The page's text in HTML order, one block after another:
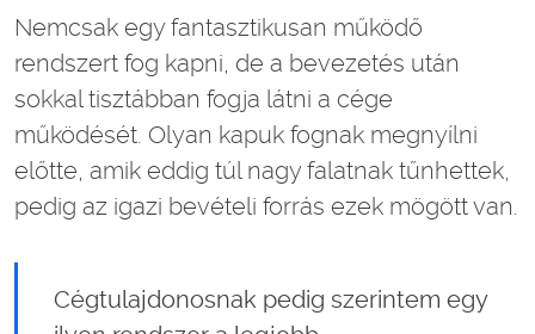
Nemcsak egy fantasztikusan működő
rendszert fog kapni, de a bevezetés után
sokkal tisztábban fogja látni a cége
működését. Olyan kapuk fognak megnyílni
előtte, amik eddig túl nagy falatnak tűnhettek,
pedig az igazi bevételi forrás ezek mögött van.
Cégtulajdonosnak pedig szerintem egy